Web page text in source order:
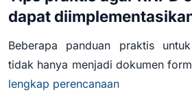
dapat
Beberapa panduan praktis
tidak hanya menjadi dokumen
lengkap perencanaan